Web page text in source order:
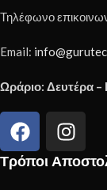
Τηλέφωνο
Email:
Ωράριο: Δευτέρα
Τρόποι